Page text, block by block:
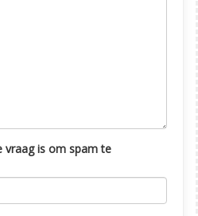
vraag is om spam te